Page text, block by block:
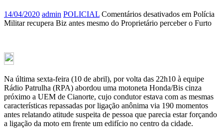
14/04/2020 admin POLICIAL Comentários desativados em Polícia
Militar recupera Biz antes mesmo do Proprietário perceber o Furto
Na última sexta-feira (10 de abril), por volta das 22h10 à equipe
Rádio Patrulha (RPA) abordou uma motoneta Honda/Bis cinza
próximo a UEM de Cianorte, cujo condutor estava com as mesmas
características repassadas por ligação anônima via 190 momentos
antes relatando atitude suspeita de pessoa que parecia estar forçando
a ligação da moto em frente um edifício no centro da cidade.